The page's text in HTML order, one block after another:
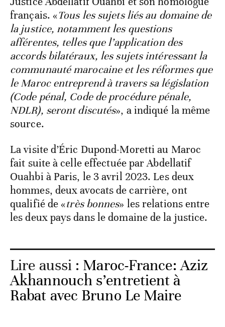
français. «Tous les sujets liés au domaine de
la justice, notamment les questions
afférentes, telles que l’application des
accords bilatéraux, les sujets intéressant la
communauté marocaine et les réformes que
le Maroc entreprend à travers sa législation
(Code pénal, Code de procédure pénale,
NDLR), seront discutés», a indiqué la même
source.
La visite d’Éric Dupond-Moretti au Maroc
fait suite à celle effectuée par Abdellatif
Ouahbi à Paris, le 3 avril 2023. Les deux
hommes, deux avocats de carrière, ont
qualifié de «très bonnes» les relations entre
les deux pays dans le domaine de la justice.
Lire aussi : Maroc-France: Aziz
Akhannouch s’entretient à
Rabat avec Bruno Le Maire